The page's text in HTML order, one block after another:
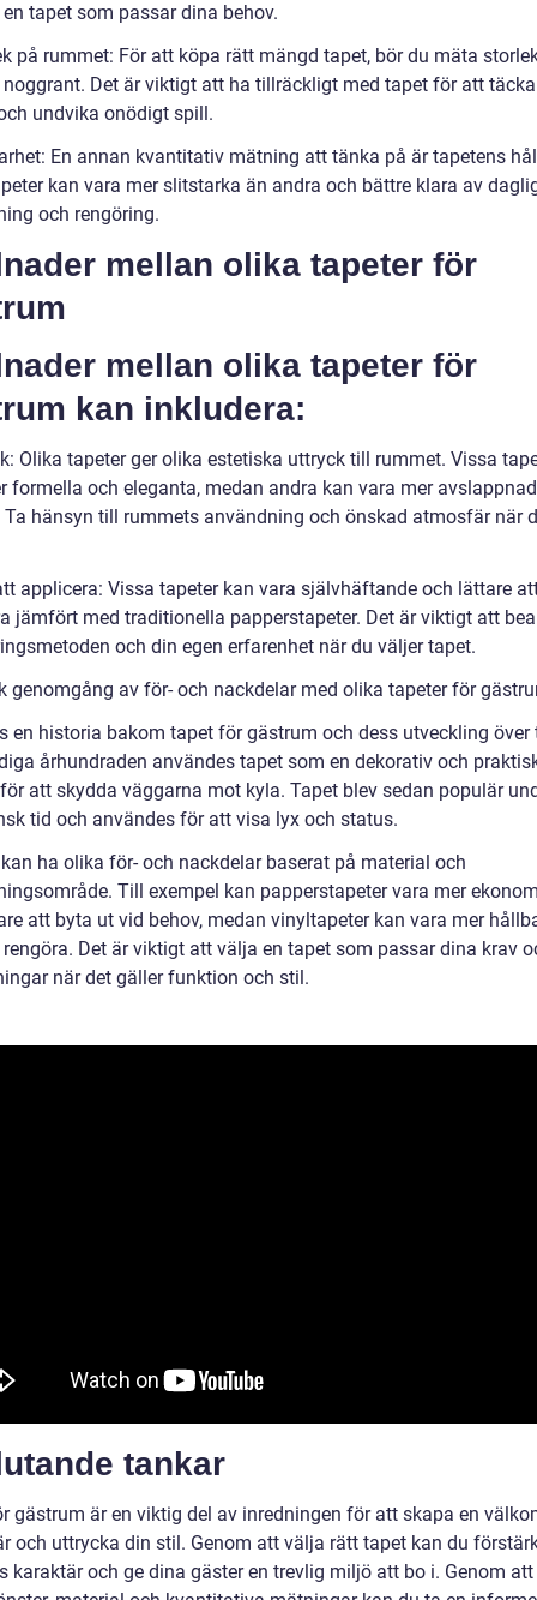
tapet som passar dina behov.
på rummet: För att köpa rätt mängd tapet, bör du mäta
Det är viktigt att ha tillräckligt med tapet för att
undvika onödigt spill.
En annan kvantitativ mätning att tänka på är tapetens
kan vara mer slitstarka än andra och bättre klara av
och rengöring.
mellan olika tapeter för
mellan olika tapeter för
kan inkludera:
Olika tapeter ger olika estetiska uttryck till rummet. Vissa
formella och eleganta, medan andra kan vara mer
hänsyn till rummets användning och önskad atmosfär när
applicera: Vissa tapeter kan vara självhäftande och lättare
jämfört med traditionella papperstapeter. Det är viktigt att
och din egen erfarenhet när du väljer tapet.
genomgång av för- och nackdelar med olika tapeter för
en historia bakom tapet för gästrum och dess utveckling över
århundraden användes tapet som en dekorativ och
att skydda väggarna mot kyla. Tapet blev sedan populär
tid och användes för att visa lyx och status.
ha olika för- och nackdelar baserat på material och
Till exempel kan papperstapeter vara mer
att byta ut vid behov, medan vinyltapeter kan vara mer
Det är viktigt att välja en tapet som passar dina krav
när det gäller funktion och stil.
tankar
gästrum är en viktig del av inredningen för att skapa en
och uttrycka din stil. Genom att välja rätt tapet kan du
karaktär och ge dina gäster en trevlig miljö att bo i. Genom